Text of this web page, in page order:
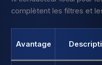
complètent les filtres et
Avantage